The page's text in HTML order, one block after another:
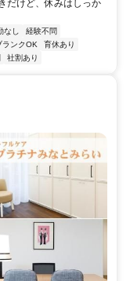
だけど、休みはしっか
なし
経験不問
ランクOK
育休あり
社割あり